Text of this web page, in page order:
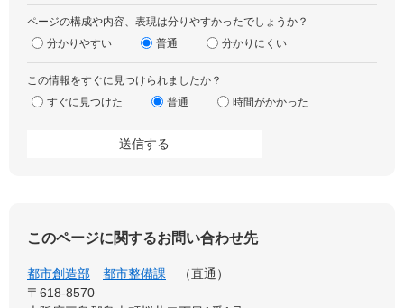
ページの構成や内容、表現は分りやすかったでしょうか？
分かりやすい
普通 分かりにくい
この情報をすぐに見つけられましたか？
すぐに見つけた
普通 時間がかかった
このページに関するお問い合わせ先
都市創造部 都市整備課
直通
〒618-8570